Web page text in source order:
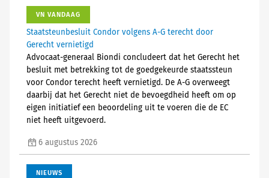
VN VANDAAG
Staatsteunbesluit Condor volgens A-G terecht door
Gerecht vernietigd
Advocaat-generaal Biondi concludeert dat het Gerecht het
besluit met betrekking tot de goedgekeurde staatssteun
voor Condor terecht heeft vernietigd. De A-G overweegt
daarbij dat het Gerecht niet de bevoegdheid heeft om op
eigen initiatief een beoordeling uit te voeren die de EC
niet heeft uitgevoerd.
6 augustus 2026
NIEUWS